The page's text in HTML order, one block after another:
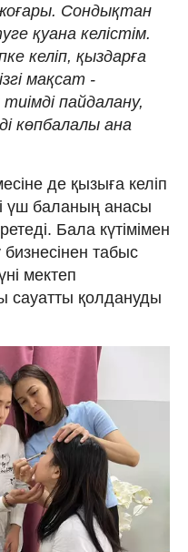
Сондықтан
қуана келістім.
келіп, қыздарға
мақсат -
пайдалану,
көпбалалы ана
де қызыға келіп
үш баланың анасы
Бала күтімімен
табыс
мектеп
сауатты қолдануды